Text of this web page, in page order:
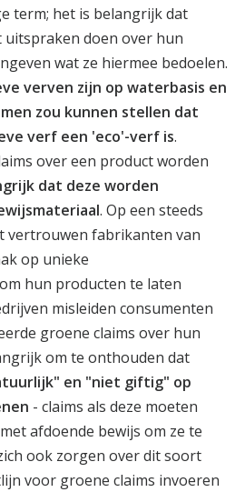
term; het is belangrijk dat
doen over hun
wat ze hiermee bedoelen.
verven zijn op waterbasis en
zou kunnen stellen dat
verf een 'eco'-verf is.
over een product worden
dat deze worden
. Op een steeds
vertrouwen fabrikanten van
op unieke
hun producten te laten
misleiden consumenten
groene claims over hun
om te onthouden dat
en "niet giftig" op
- claims als deze moeten
afdoende bewijs om ze te
ook zorgen over dit soort
voor groene claims invoeren